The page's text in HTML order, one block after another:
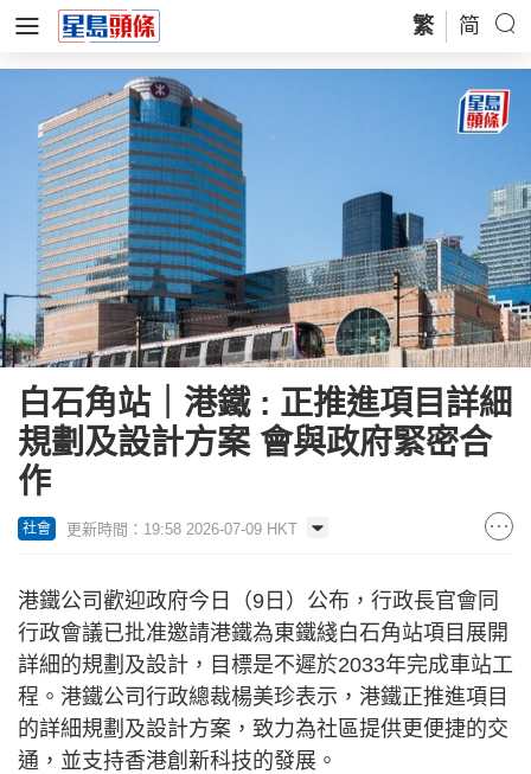
繁 简
白石角站｜港鐵 : 正推進項目詳細
規劃及設計方案 會與政府緊密合
作
社會 更新時間：19:58 2026-07-09 HKT
港鐵公司歡迎政府今日（9日）公布，行政長官會同
行政會議已批准邀請港鐵為東鐵綫白石角站項目展開
詳細的規劃及設計，目標是不遲於2033年完成車站工
程。港鐵公司行政總裁楊美珍表示，港鐵正推進項目
的詳細規劃及設計方案，致力為社區提供更便捷的交
通，並支持香港創新科技的發展。